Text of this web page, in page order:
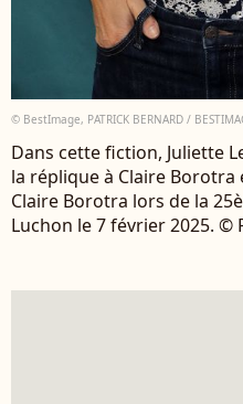
© BestImage, PATRICK BERNARD /
Dans cette fiction, Juliette
la réplique à Claire Borotra
Claire Borotra lors de la
Luchon le 7 février 2025.